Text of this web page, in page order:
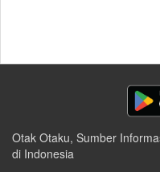
Otak Otaku, Sumber
di Indonesia